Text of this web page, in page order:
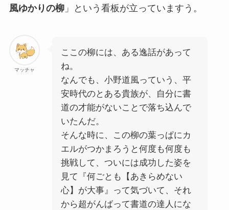
風ゆかりの柳」という看板が立っていますう。
マッチャ
ここの柳には、ある逸話があって
ね。
なんでも、小野道風っていう、平
安時代のとある貴族が、自分に書
道の才能がないことで落ち込んで
いたんだ。
そんな時に、この柳の葉っぱにカ
エルがつかまろうと何度も何度も
挑戦して、ついには成功した姿を
見て『何ごとも【あきらめない
心】が大事』って気づいて、それ
から超がんばって書道の達人にな